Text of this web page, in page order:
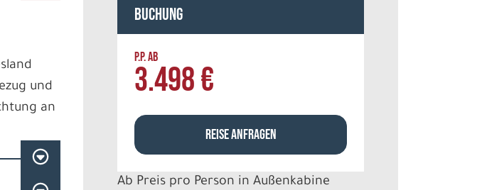
und
an
Buchung
P.P. AB
3.498 €
REISE ANFRAGEN
Ab Preis pro Person in Außenkabine